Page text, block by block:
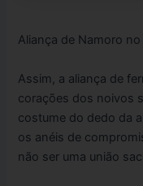
Aliança de Namoro no
Assim, a aliança de
corações dos noivos
costume do dedo da
os anéis de
não ser uma união